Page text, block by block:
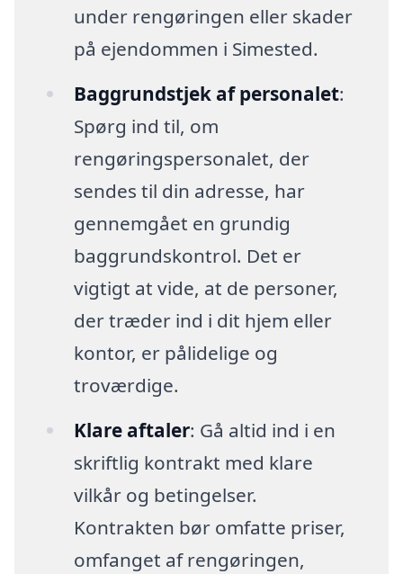
under rengøringen eller skader
på ejendommen i Simested.
Baggrundstjek af personalet:
Spørg ind til, om
rengøringspersonalet, der
sendes til din adresse, har
gennemgået en grundig
baggrundskontrol. Det er
vigtigt at vide, at de personer,
der træder ind i dit hjem eller
kontor, er pålidelige og
troværdige.
Klare aftaler: Gå altid ind i en
skriftlig kontrakt med klare
vilkår og betingelser.
Kontrakten bør omfatte priser,
omfanget af rengøringen,